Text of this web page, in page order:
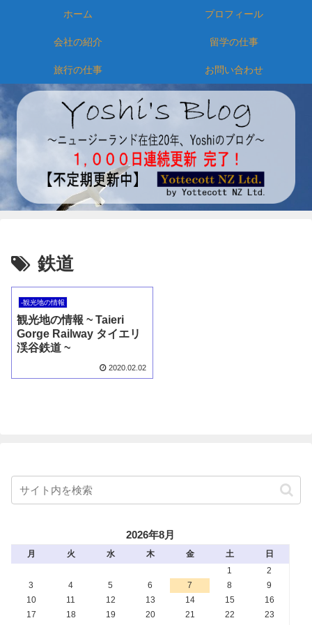
ホーム プロフィール
会社の紹介 留学の仕事
旅行の仕事 お問い合わせ
鉄道
-観光地の情報
観光地の情報 ~ Taieri
Gorge Railway タイエリ
渓谷鉄道 ~
2020.02.02
2026年8月
月 火 水 木 金 土
日
1
2
3
4 5 6 7 8
9
10
11 12 13 14 15
16
17
18 19 20 21 22
23